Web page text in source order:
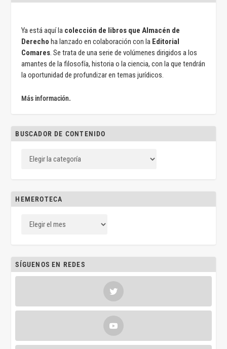
Ya está aquí la colección de libros que Almacén de
Derecho ha lanzado en colaboración con la Editorial
Comares. Se trata de una serie de volúmenes dirigidos a los
amantes de la filosofía, historia o la ciencia, con la que tendrán
la oportunidad de profundizar en temas jurídicos.
Más información.
BUSCADOR DE CONTENIDO
HEMEROTECA
SÍGUENOS EN REDES